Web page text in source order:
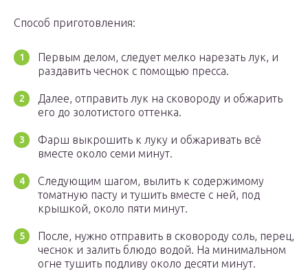
Способ приготовления:
Первым делом, следует мелко нарезать лук, и
раздавить чеснок с помощью пресса.
Далее, отправить лук на сковороду и обжарить
его до золотистого оттенка.
Фарш выкрошить к луку и обжаривать всё
вместе около семи минут.
Следующим шагом, вылить к содержимому
томатную пасту и тушить вместе с ней, под
крышкой, около пяти минут.
После, нужно отправить в сковороду соль, перец,
чеснок и залить блюдо водой. На минимальном
огне тушить подливу около десяти минут.